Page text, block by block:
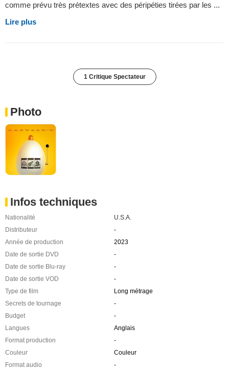
comme prévu très prétextes avec des péripéties tirées par les ...
Lire plus
1 Critique Spectateur
Photo
Infos techniques
Nationalité
U.S.A.
Distributeur
-
Année de production
2023
Date de sortie DVD
-
Date de sortie Blu-ray
-
Date de sortie VOD
-
Type de film
Long métrage
Secrets de tournage
-
Budget
-
Langues
Anglais
Format production
-
Couleur
Couleur
Format audio
-